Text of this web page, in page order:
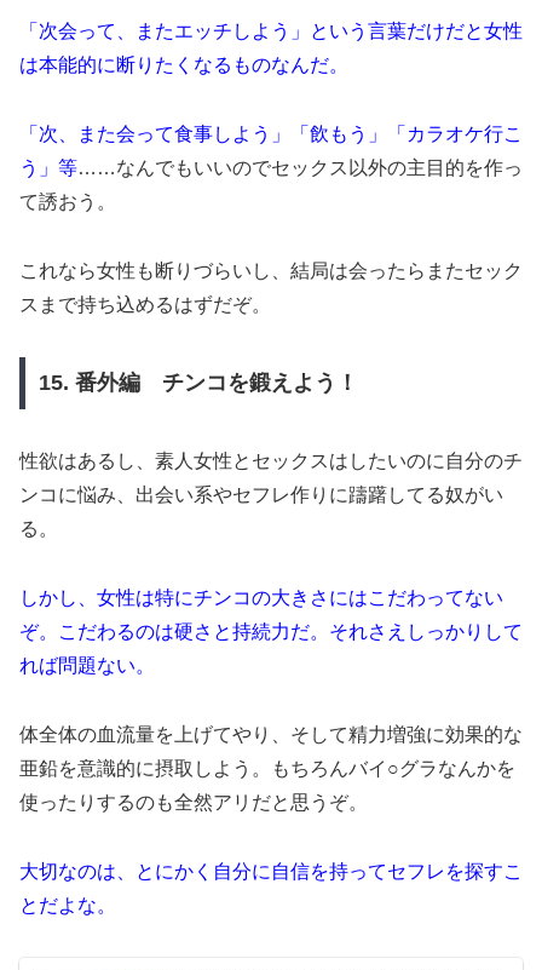
「次会って、またエッチしよう」という言葉だけだと女性
は本能的に断りたくなるものなんだ。
「次、また会って食事しよう」「飲もう」「カラオケ行こ
う」等……なんでもいいのでセックス以外の主目的を作っ
て誘おう。
これなら女性も断りづらいし、結局は会ったらまたセック
スまで持ち込めるはずだぞ。
15. 番外編 チンコを鍛えよう！
性欲はあるし、素人女性とセックスはしたいのに自分のチ
ンコに悩み、出会い系やセフレ作りに躊躇してる奴がい
る。
しかし、女性は特にチンコの大きさにはこだわってない
ぞ。こだわるのは硬さと持続力だ。それさえしっかりして
れば問題ない。
体全体の血流量を上げてやり、そして精力増強に効果的な
亜鉛を意識的に摂取しよう。もちろんバイ○グラなんかを
使ったりするのも全然アリだと思うぞ。
大切なのは、とにかく自分に自信を持ってセフレを探すこ
とだよな。